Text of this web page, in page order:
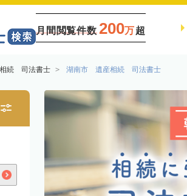
月間閲覧件数 200万超
続 司法書士 湖南市 遺産相続 司法書士